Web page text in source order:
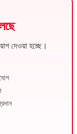
দেওয়া হচ্ছে।